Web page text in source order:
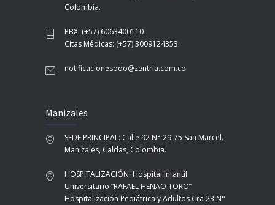
Colombia.
PBX: (+57) 6063400110
Citas Médicas: (+57) 3009124353
notificacionesodo@zentria.com.co
Manizales
SEDE PRINCIPAL: Calle 92 N° 29-75 San Marcel.
Manizales, Caldas, Colombia.
HOSPITALIZACIÓN: Hospital Infantil
Universitario “RAFAEL HENAO TORO”
Hospitalización Pediátrica y Adultos Cra 23 N°